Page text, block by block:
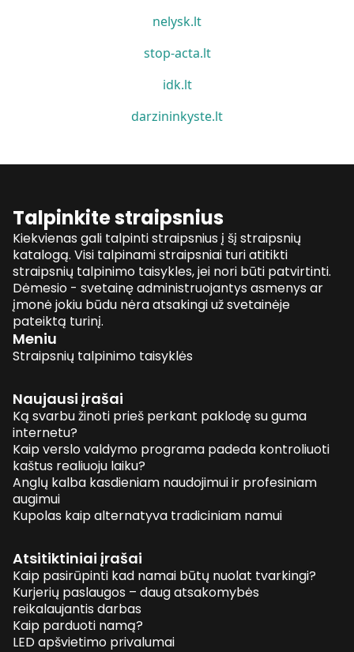
nelysk.lt
stop-acta.lt
idk.lt
darzininkyste.lt
Talpinkite straipsnius
Kiekvienas gali talpinti straipsnius į šį straipsnių
katalogą. Visi talpinami straipsniai turi atitikti
straipsnių talpinimo taisykles, jei nori būti patvirtinti.
Dėmesio - svetainę administruojantys asmenys ar
įmonė jokiu būdu nėra atsakingi už svetainėje
pateiktą turinį.
Meniu
Straipsnių talpinimo taisyklės
Naujausi įrašai
Ką svarbu žinoti prieš perkant paklodę su guma
internetu?
Kaip verslo valdymo programa padeda kontroliuoti
kaštus realiuoju laiku?
Anglų kalba kasdieniam naudojimui ir profesiniam
augimui
Kupolas kaip alternatyva tradiciniam namui
Atsitiktiniai įrašai
Kaip pasirūpinti kad namai būtų nuolat tvarkingi?
Kurjerių paslaugos – daug atsakomybės
reikalaujantis darbas
Kaip parduoti namą?
LED apšvietimo privalumai